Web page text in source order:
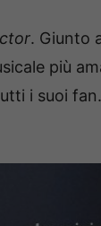
. Giunto
più
i suoi